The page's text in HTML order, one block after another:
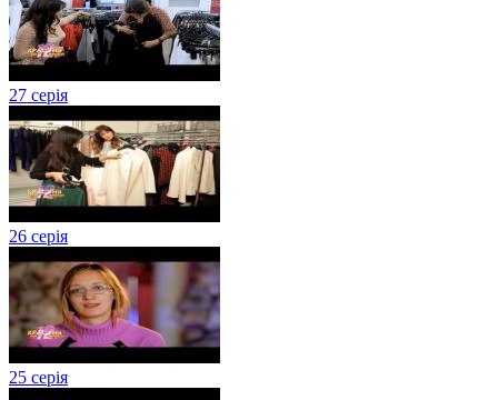
27 серія
26 серія
25 серія